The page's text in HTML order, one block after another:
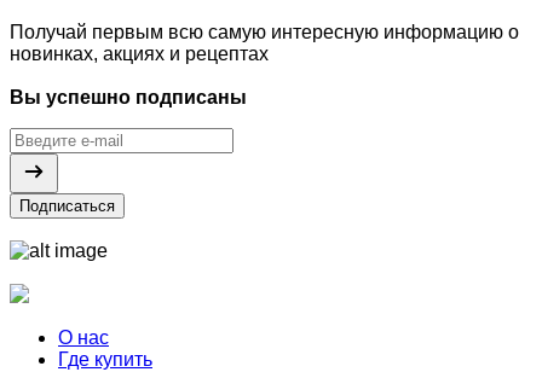
Получай первым всю самую интересную информацию о
новинках, акциях и рецептах
Вы успешно подписаны
Подписаться
О нас
Где купить